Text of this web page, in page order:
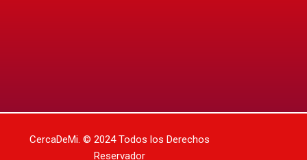
CercaDeMi. © 2024 Todos los Derechos
Reservador